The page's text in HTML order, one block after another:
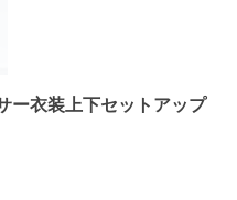
ー衣装上下セットアップ